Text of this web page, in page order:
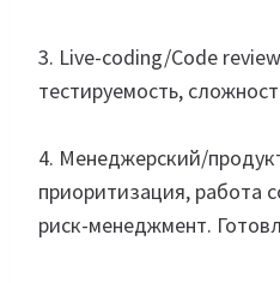
3. Live-coding/Code
тестируемость,
4. Менеджерский/
приоритизация, работа
риск-менеджмент.